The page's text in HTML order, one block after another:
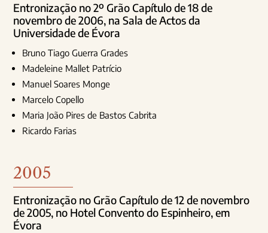
Entronização no 2º Grão Capítulo de 18 de
novembro de 2006, na Sala de Actos da
Universidade de Évora
Bruno Tiago Guerra Grades
Madeleine Mallet Patrício
Manuel Soares Monge
Marcelo Copello
Maria João Pires de Bastos Cabrita
Ricardo Farias
2005
Entronização no Grão Capítulo de 12 de novembro
de 2005, no Hotel Convento do Espinheiro, em
Évora